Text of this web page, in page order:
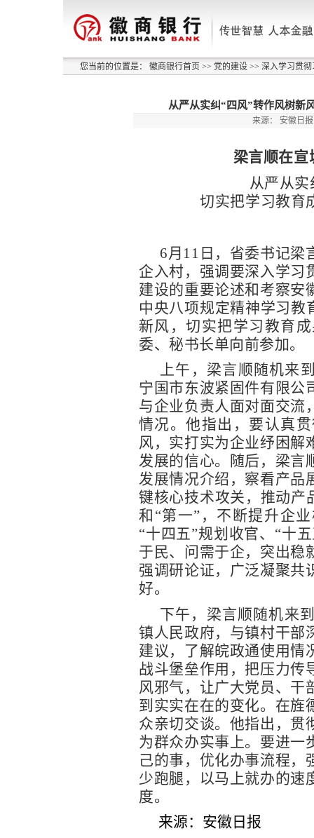
您当前的位置是： 徽商银行首页 >> 党的建设 >> 深入学习贯
从严从实纠“四风”转作风树新
来源： 安徽日